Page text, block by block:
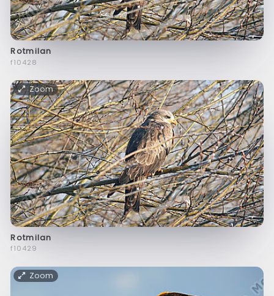
Rotmilan
f10428
Zoom
Rotmilan
f10429
Zoom